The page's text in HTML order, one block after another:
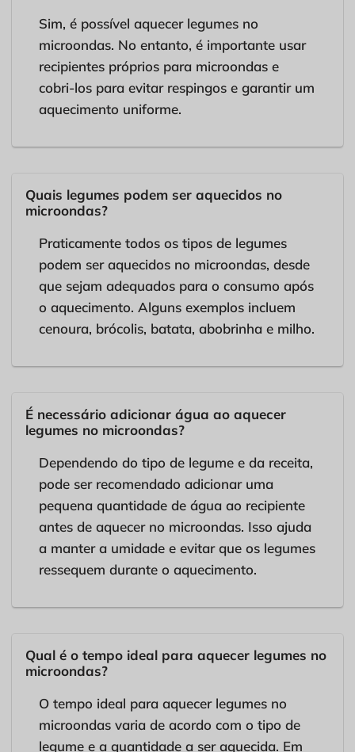
Sim, é possível aquecer legumes no
microondas. No entanto, é importante usar
recipientes próprios para microondas e
cobri-los para evitar respingos e garantir um
aquecimento uniforme.
Quais legumes podem ser aquecidos no
microondas?
Praticamente todos os tipos de legumes
podem ser aquecidos no microondas, desde
que sejam adequados para o consumo após
o aquecimento. Alguns exemplos incluem
cenoura, brócolis, batata, abobrinha e milho.
É necessário adicionar água ao aquecer
legumes no microondas?
Dependendo do tipo de legume e da receita,
pode ser recomendado adicionar uma
pequena quantidade de água ao recipiente
antes de aquecer no microondas. Isso ajuda
a manter a umidade e evitar que os legumes
ressequem durante o aquecimento.
Qual é o tempo ideal para aquecer legumes no
microondas?
O tempo ideal para aquecer legumes no
microondas varia de acordo com o tipo de
legume e a quantidade a ser aquecida. Em